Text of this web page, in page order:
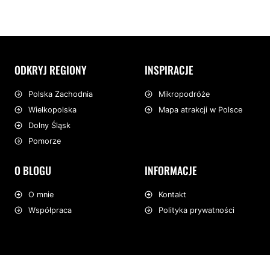
ODKRYJ REGIONY
Polska Zachodnia
Wielkopolska
Dolny Śląsk
Pomorze
INSPIRACJE
Mikropodróże
Mapa atrakcji w Polsce
O BLOGU
O mnie
Współpraca
INFORMACJE
Kontakt
Polityka prywatności